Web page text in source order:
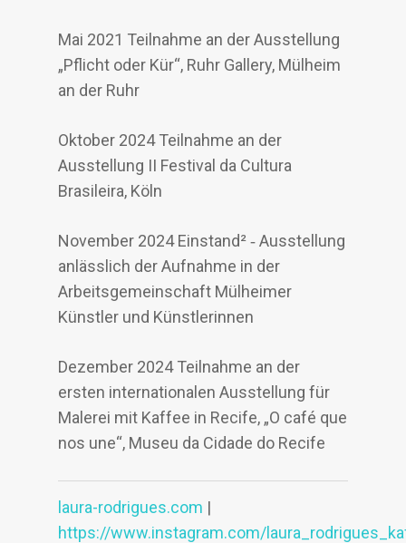
Mai 2021 Teilnahme an der Ausstellung
„Pflicht oder Kür“, Ruhr Gallery, Mülheim
an der Ruhr
Oktober 2024 Teilnahme an der
Ausstellung II Festival da Cultura
Brasileira, Köln
November 2024 Einstand² ‐ Ausstellung
anlässlich der Aufnahme in der
Arbeitsgemeinschaft Mülheimer
Künstler und Künstlerinnen
Dezember 2024 Teilnahme an der
ersten internationalen Ausstellung für
Malerei mit Kaffee in Recife, „O café que
nos une“, Museu da Cidade do Recife
laura-rodrigues.com |
https://www.instagram.com/